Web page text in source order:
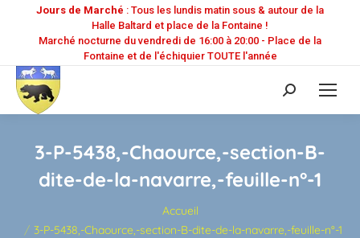
Jours de Marché : Tous les lundis matin sous & autour de la
Halle Baltard et place de la Fontaine !
Marché nocturne du vendredi de 16:00 à 20:00 - Place de la
Fontaine et de l'échiquier TOUTE l'année
Recherche
:
3-P-5438,-Chaource,-section-B-
dite-de-la-navarre,-feuille-n°-1
Accueil
3-P-5438,-Chaource,-section-B-dite-de-la-navarre,-feuille-n°-1